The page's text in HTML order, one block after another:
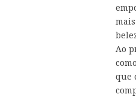
Ao
que